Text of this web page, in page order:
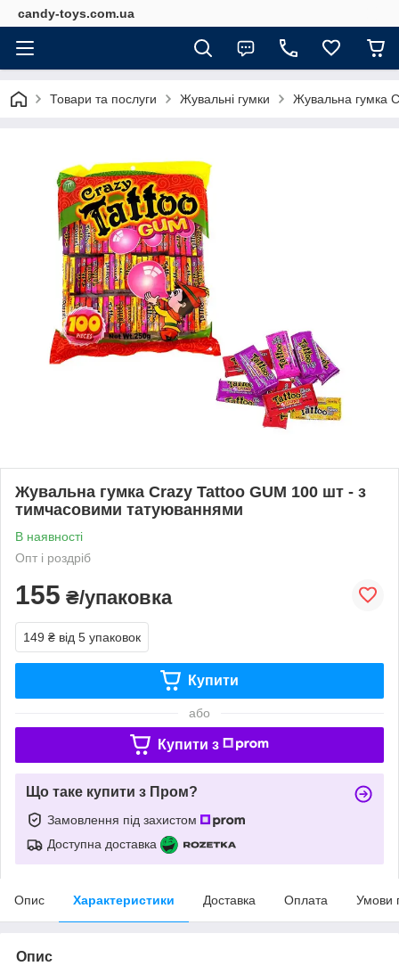
candy-toys.com.ua
Товари та послуги Жувальні гумки Жувальна гумка
Жувальна гумка Crazy Tattoo GUM 100 шт - з
тимчасовими татуюваннями
В наявності
Опт і роздріб
155 ₴/упаковка
149 ₴ від 5 упаковок
Купити
або
Купити з
Що таке купити з Пром?
Замовлення під захистом
Доступна доставка
Опис Характеристики Доставка Оплата Умови
Опис